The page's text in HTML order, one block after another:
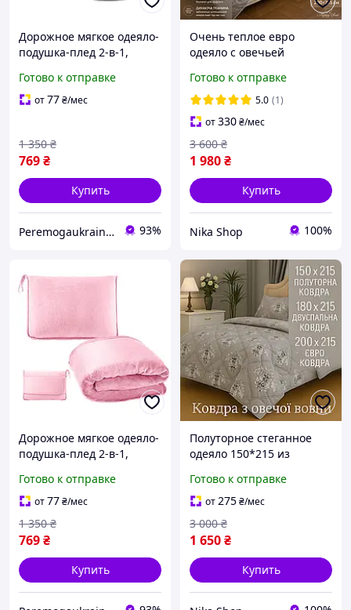
Дорожное мягкое одеяло-
подушка-плед 2-в-1,
KT7003905
универсальное для
Готово к отправке
от77₴/мес
769₴
1 350 ₴
Купить
Peremogaukraine.com Милитарные товары и снаряжение 93%
Очень теплое евро
одеяло с овечьей
производителя 200*215
Легкие зимние мягкие
одеяла
Готово к отправке
5.0 (1)
от330₴/мес
1 980₴
3 600 ₴
Купить
Nika Shop 100%
Дорожное мягкое одеяло-
подушка-плед 2-в-1,
KT7003901
универсальное для
путешествий
Готово к отправке
от77₴/мес
769₴
1 350 ₴
Купить
Полуторное стеганное
одеяло 150*215 из
шерсти от производителя
Теплые мягкие одеяла
Готово к отправке
от275₴/мес
1 650₴
3 000 ₴
Купить